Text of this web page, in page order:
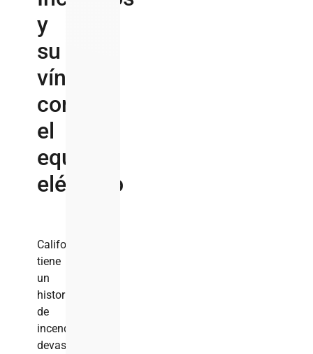
y
su
vínculo
con
el
equipo
eléctrico
California
tiene
un
historial
de
incendios
devastadores